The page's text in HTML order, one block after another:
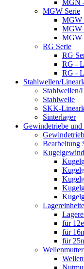
MGN
MGW Serie
MGW
MGW
MGW
RG Serie
RG
RG -
RG -
Stahlwellen/
Stahlwellen/
Stahlwelle
SKK-
Sinterlager
Gewindetriebe
Bearbeitung
für
für
für